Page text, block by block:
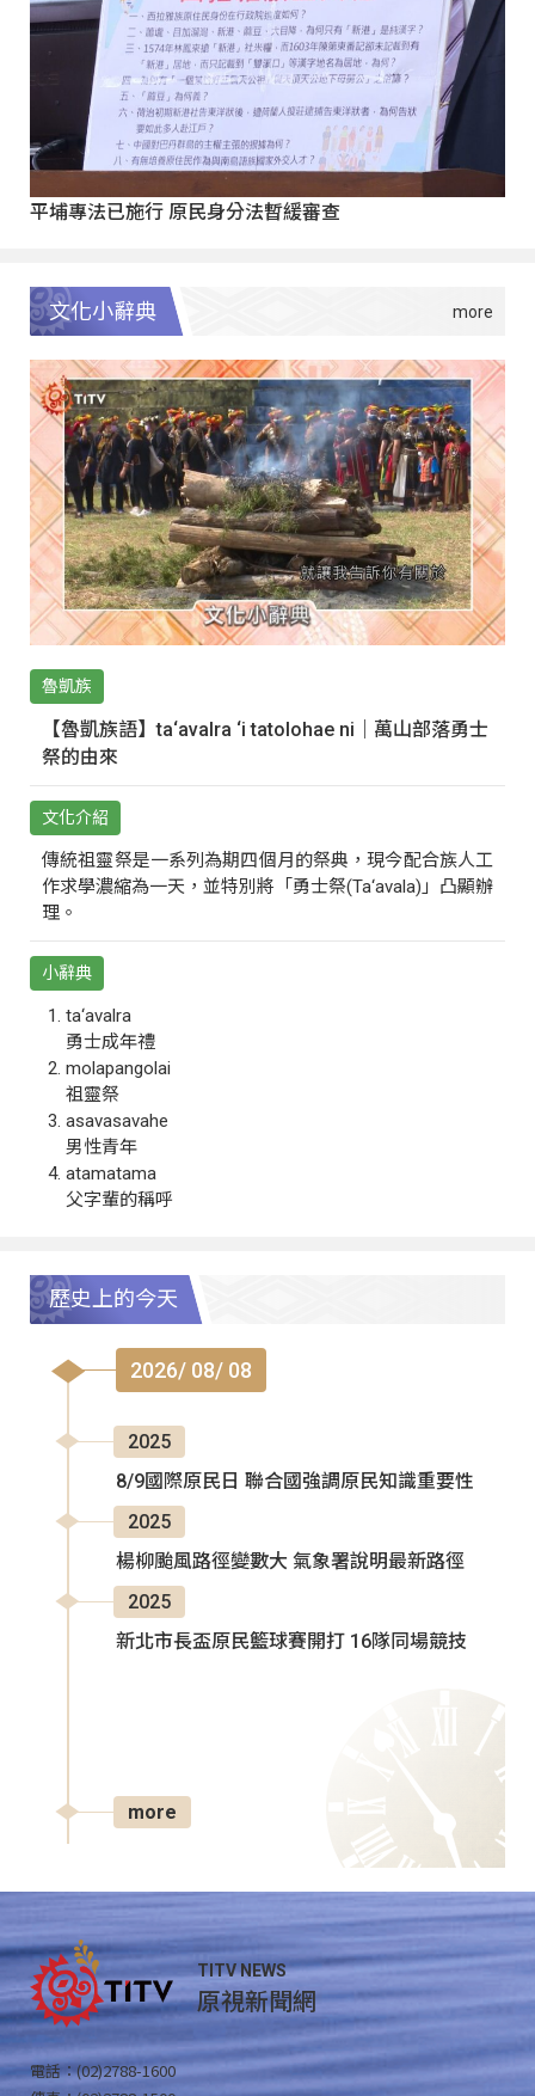
平埔專法已施行 原民身分法暫緩審查
文化小辭典
魯凱族
【魯凱族語】ta‘avalra ‘i tatolohae ni｜萬山部落勇士
祭的由來
文化介紹
傳統祖靈祭是一系列為期四個月的祭典，現今配合族人工
作求學濃縮為一天，並特別將「勇士祭(Ta‘avala)」凸顯辦
理。
小辭典
ta‘avalra
勇士成年禮
molapangolai
祖靈祭
asavasavahe
男性青年
atamatama
父字輩的稱呼
歷史上的今天
2026/ 08/ 08
2025
8/9國際原民日 聯合國強調原民知識重要性
2025
楊柳颱風路徑變數大 氣象署說明最新路徑
2025
新北市長盃原民籃球賽開打 16隊同場競技
more
TITV NEWS
原視新聞網
電話：(02)2788-1600